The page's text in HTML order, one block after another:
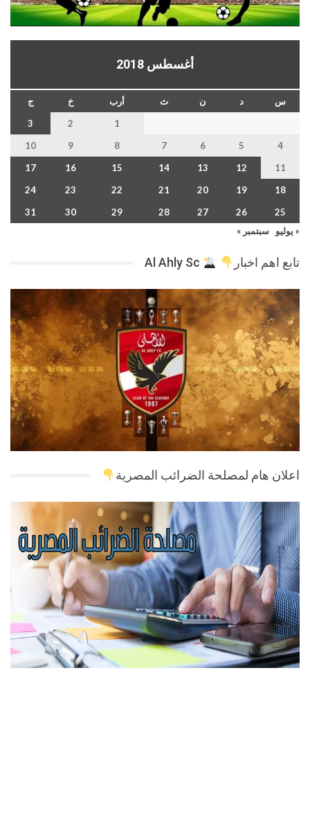
أغسطس 2018
س د ن ث أرب خ
ج
1
2
3
4
5
6
7
8
9
10
11
12
13
14
15
16
17
18
19
20
21
22
23
24
25
26
27
28
29
30
31
« يوليو
سبتمبر »
تابع اهم اخبار
اعلان هام لمصلحة الضرائب المصرية